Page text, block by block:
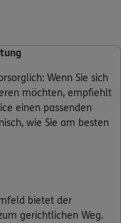
bei ERGO,
der DKV.Wenn Sie sich
möchten, empfiehlt
einen passenden
wie Sie am besten
bietet der
gerichtlichen Weg.